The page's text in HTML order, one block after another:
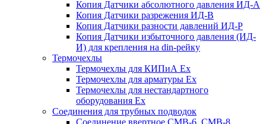
Копия Датчики абсолютного давления ИД-А
Копия Датчики разрежения ИД-В
Копия Датчики разности давлений ИД-Р
Копия Датчики избыточного давления (ИД-
И) для крепления на din-рейку
Термочехлы
Термочехлы для КИПиА Ex
Термочехлы для арматуры Ex
Термочехлы для нестандартного
оборудования Ex
Соединения для трубных подводок
Соединение ввертное СМВ-6, СМВ-8